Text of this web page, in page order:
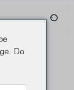
Do